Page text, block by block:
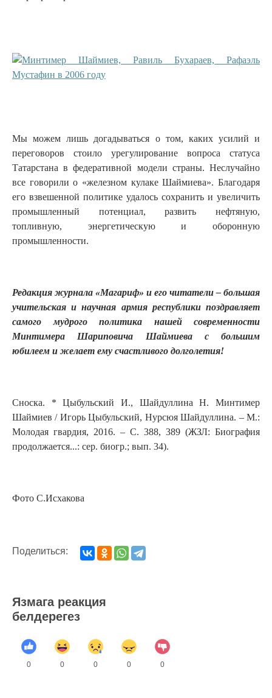
Мы можем лишь догадываться о том, каких усилий и
переговоров стоило урегулирование вопроса статуса
Татарстана в федеративной модели страны. Неслучайно
все говорили о «железном кулаке Шаймиева». Благодаря
его взвешенной политике удалось сохранить и увеличить
промышленный потенциал, развить нефтяную,
топливную, энергетическую и оборонную
промышленности.
Редакция журнала «Магариф» и его читатели – большая
учительская и научная армия республики поздравляет
самого мудрого политика нашей современности
Минтимера Шариповича Шаймиева с большим
юбилеем и желает ему счастливого долголетия!
Сноска. * Цыбульский И., Шайдуллина Н. Минтимер
Шаймиев / Игорь Цыбульский, Нурсюя Шайдуллина. – М.:
Молодая гвардия, 2016. – С. 388, 389 (ЖЗЛ: Биография
продолжается...: сер. биогр.; вып. 34).
Фото С.Исхакова
Поделиться:
Язмага реакция
белдерегез
0 0 0 0 0